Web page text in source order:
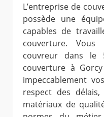
L’entreprise de
possède une
capables de
couverture.
couvreur dans le
couverture à
impeccablement
respect des
matériaux de